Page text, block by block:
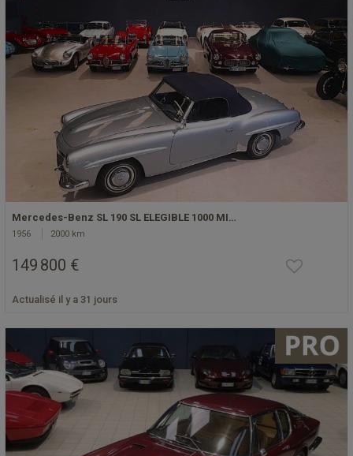
Mercedes-Benz SL 190 SL ELEGIBLE 1000 MI…
1956 2000 km
149 800 €
Actualisé il y a 31 jours